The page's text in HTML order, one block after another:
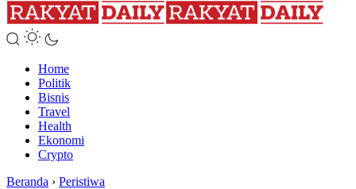
Home
Politik
Bisnis
Travel
Health
Ekonomi
Crypto
Beranda › Peristiwa